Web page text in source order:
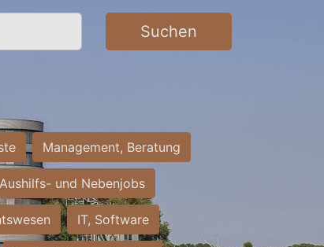
Suchen
Management, Beratung
und Nebenjobs
IT, Software